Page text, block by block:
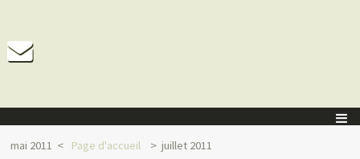
mai 2011 Page d'accueil juillet 2011